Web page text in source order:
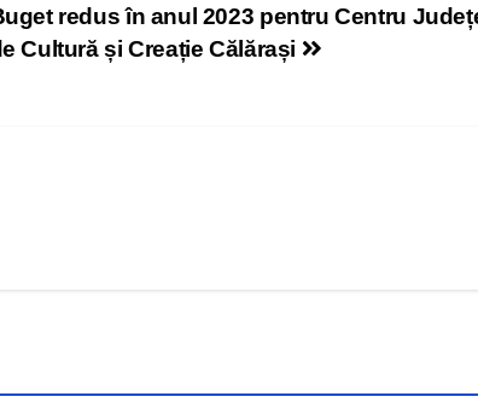
redus în anul 2023 pentru Centru
Cultură și Creație Călărași